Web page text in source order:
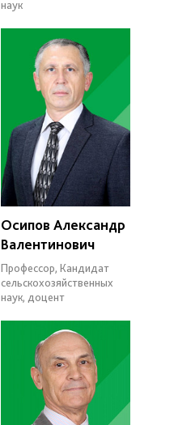
наук
Осипов Александр
Валентинович
Профессор, Кандидат
сельскохозяйственных
наук, доцент